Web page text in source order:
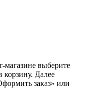
магазине выберите
корзину. Далее
заказ» или